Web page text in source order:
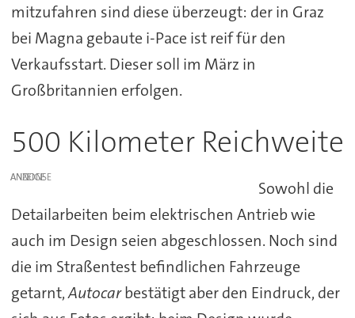
mitzufahren sind diese überzeugt: der in Graz
bei Magna gebaute i-Pace ist reif für den
Verkaufsstart. Dieser soll im März in
Großbritannien erfolgen.
500 Kilometer Reichweite
ANZEIGE
Sowohl die
Detailarbeiten beim elektrischen Antrieb wie
auch im Design seien abgeschlossen. Noch sind
die im Straßentest befindlichen Fahrzeuge
getarnt,Autocarbestätigt aber den Eindruck, der